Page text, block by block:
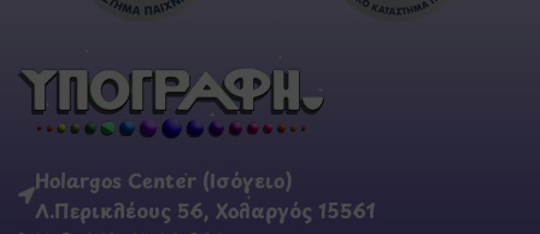
Holargos Center (Ισόγειο)
Λ.Περικλέους 56, Χολαργός 15561